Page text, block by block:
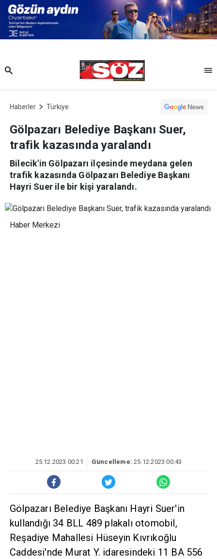
Haberler Türkiye
Gölpazarı Belediye Başkanı Suer,
trafik kazasında yaralandı
Bilecik'in Gölpazarı ilçesinde meydana gelen
trafik kazasında Gölpazarı Belediye Başkanı
Hayri Suer ile bir kişi yaralandı.
Haber Merkezi
25.12.2023 00:21 Güncelleme: 25.12.2023 00:43
Gölpazarı Belediye Başkanı Hayri Suer'in
kullandığı 34 BLL 489 plakalı otomobil,
Reşadiye Mahallesi Hüseyin Kıvrıkoğlu
Caddesi'nde Murat Y. idaresindeki 11 BA 556